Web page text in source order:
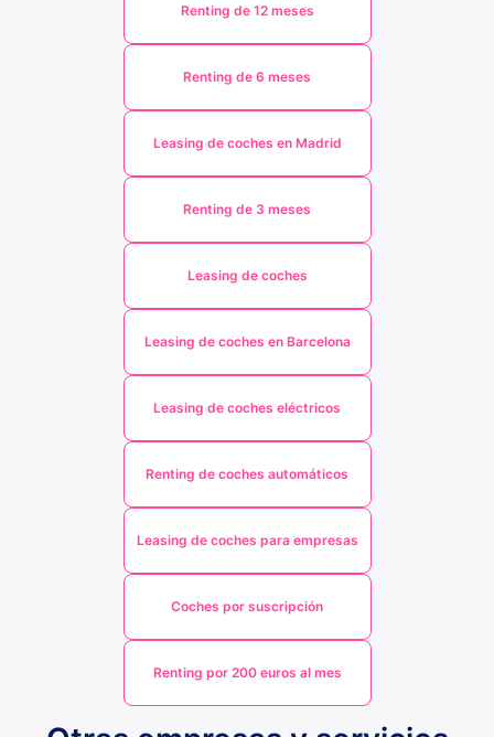
Renting de 12 meses
Renting de 6 meses
Leasing de coches en Madrid
Renting de 3 meses
Leasing de coches
Leasing de coches en Barcelona
Leasing de coches eléctricos
Renting de coches automáticos
Leasing de coches para empresas
Coches por suscripción
Renting por 200 euros al mes